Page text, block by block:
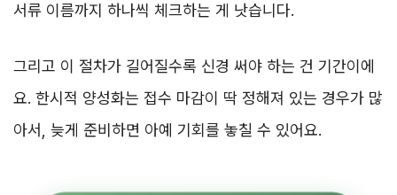
서류 이름까지 하나씩 체크하는 게 낫습니다.
그리고 이 절차가 길어질수록 신경 써야 하는 건 기간이에
요. 한시적 양성화는 접수 마감이 딱 정해져 있는 경우가 많
아서, 늦게 준비하면 아예 기회를 놓칠 수 있어요.